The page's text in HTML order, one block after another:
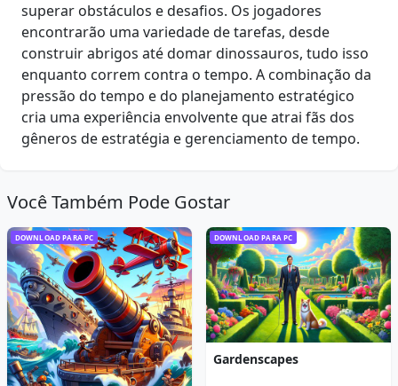
superar obstáculos e desafios. Os jogadores
encontrarão uma variedade de tarefas, desde
construir abrigos até domar dinossauros, tudo isso
enquanto correm contra o tempo. A combinação da
pressão do tempo e do planejamento estratégico
cria uma experiência envolvente que atrai fãs dos
gêneros de estratégia e gerenciamento de tempo.
Você Também Pode Gostar
DOWNLOAD PARA PC DOWNLOAD PARA PC
Gardenscapes